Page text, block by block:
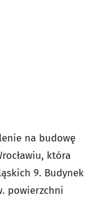
na budowę
która
9. Budynek
powierzchni